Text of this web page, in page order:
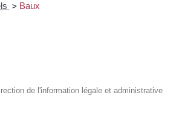
> Baux
de l'information légale et administrative